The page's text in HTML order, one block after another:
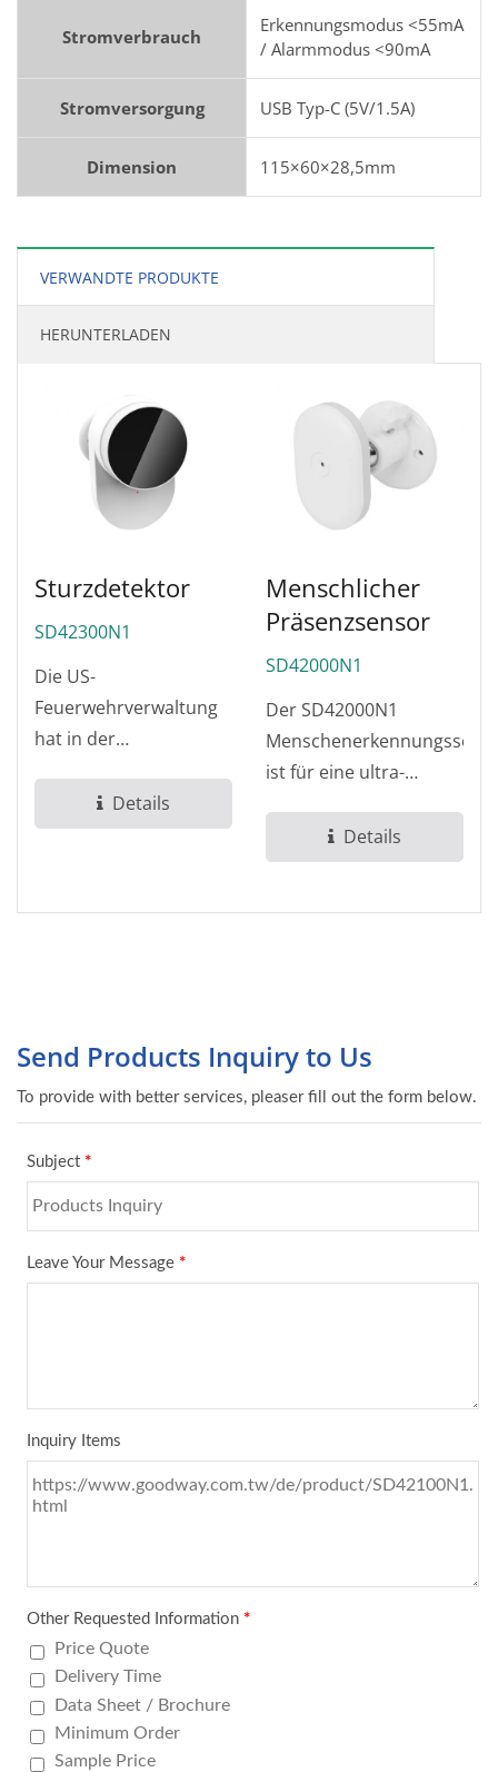
Stromverbrauch
Erkennungsmodus <55mA
/ Alarmmodus <90mA
Stromversorgung USB Typ-C (5V/1.5A)
Dimension 115×60×28,5mm
VERWANDTE PRODUKTE
HERUNTERLADEN
Sturzdetektor
SD42300N1
Die US-
Feuerwehrverwaltung
hat in der
berichtet, dass etwa
die Hälfte aller...
Details
Menschlicher
Präsenzsensor
SD42000N1
Der SD42000N1
ist für eine ultra-
Belegungserkennung...
Details